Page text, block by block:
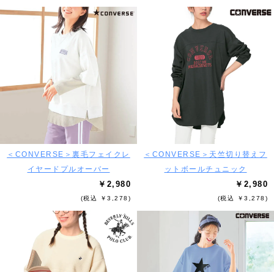
＜CONVERSE＞裏毛フェイクレ
イヤードプルオーバー
￥2,980
(税込 ￥3,278)
＜CONVERSE＞天竺切り替えフ
ットボールチュニック
￥2,980
(税込 ￥3,278)